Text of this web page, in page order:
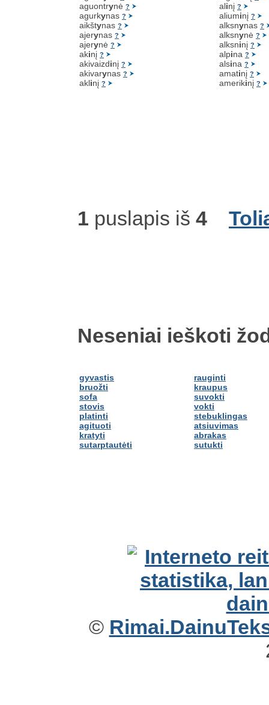
aguontrynė ?
agurkynas ?
aikštynas ?
ajerynas ?
ajerynė ?
akinį ?
akivaizdinį ?
akivarynas ?
aklinį ?
alinį ?
aliuminį ?
alksnynas ?
alksnynė ?
alksninį ?
alpina ?
alsina ?
amatinį ?
amerikinį ?
1 puslapis iš 4
Neseniai ieškoti
gyvastis
bruožti
sofa
stovis
platinti
agituoti
kratyti
sutarptautėti
rauginti
kraupus
suvokti
vokti
stebuklingas
atsiuvimas
abrakas
sutukti
©